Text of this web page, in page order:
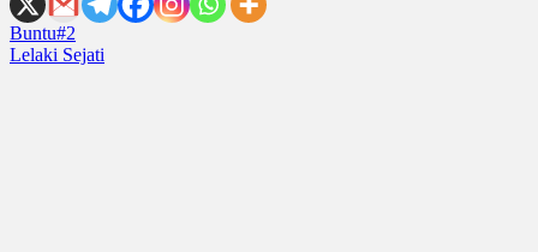
Post
navigation
Buntu#2
Lelaki Sejati